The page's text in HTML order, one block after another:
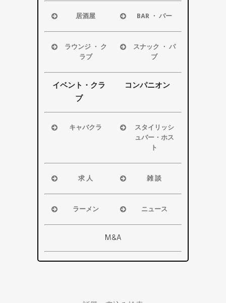
居酒屋
浜松市
磐田市
袋井市
掛川市
その他エリ
ア
BAR ・ バー
浜松市
磐田市
袋井市
掛川市
その他エリ
ラウンジ ・ ク
ラブ
浜松市
磐田市
袋井市
掛川市
その他エリ
スナック ・ パ
ブ
浜松市
磐田市
掛川市
その他エリ
ア
イベント・クラ
ブ
コンパニオン
キャバクラ
掛川市
その他エリ
ア
スタイリッシ
ュバー・ホス
ト
浜松市
磐田市・袋
その他エリ
ア
求 人
浜松市
磐田市
ア
雑 談
浜松市
磐田市
ラーメン
浜松市
袋井市
掛川市
ニュース
浜松市・磐
袋井市・掛
川市
M&A